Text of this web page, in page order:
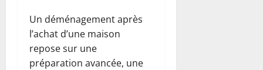
Un déménagement après
l’achat d’une maison
repose sur une
préparation avancée, une